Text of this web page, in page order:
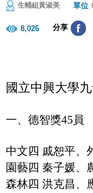
生輔組黃淑美 單位
8,026 分享
國立中興大學
一、德智獎45員
中文四 戚恕平、
園藝四 秦子媛、
森林四 洪克昌、